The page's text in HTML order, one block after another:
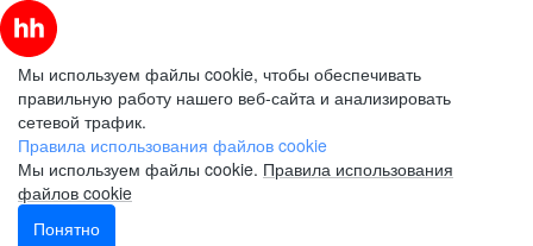
Мы используем файлы cookie, чтобы обеспечивать
правильную работу нашего веб-сайта и анализировать
сетевой трафик.
Правила использования файлов cookie
Мы используем файлы cookie. Правила использования
файлов cookie
Понятно